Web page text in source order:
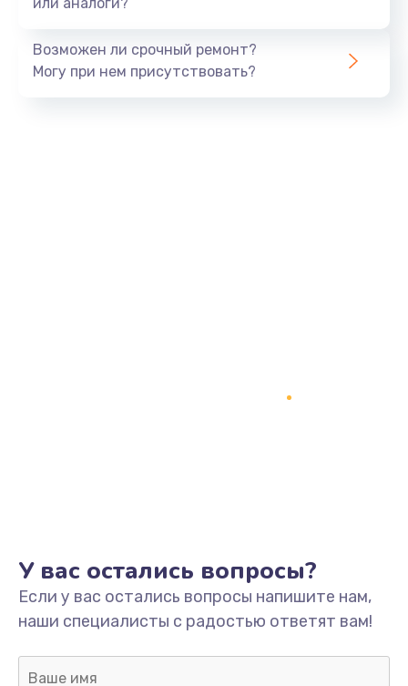
960 руб.
Заказать
1600 руб.
Заказать
Ремонт цепей питания
Возможен ли срочный ремонт?
Могу при нем присутствовать?
У вас остались вопросы?
Если у вас остались вопросы напишите нам,
наши специалисты с радостью ответят вам!